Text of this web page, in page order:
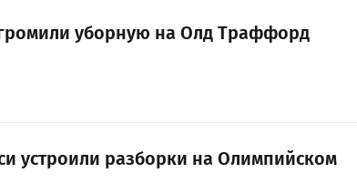
уборную на Олд Траффорд
устроили разборки на Олимпийском